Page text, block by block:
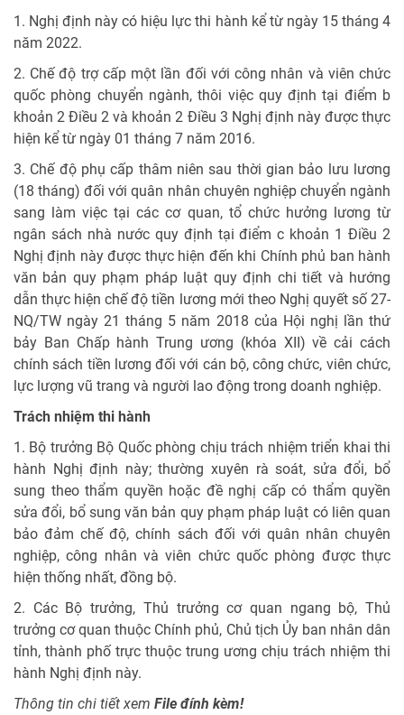
1. Nghị định này có hiệu lực thi hành kể từ ngày 15 tháng 4
năm 2022.
2. Chế độ trợ cấp một lần đối với công nhân và viên chức
quốc phòng chuyển ngành, thôi việc quy định tại điểm b
khoản 2 Điều 2 và khoản 2 Điều 3 Nghị định này được thực
hiện kể từ ngày 01 tháng 7 năm 2016.
3. Chế độ phụ cấp thâm niên sau thời gian bảo lưu lương
(18 tháng) đối với quân nhân chuyên nghiệp chuyển ngành
sang làm việc tại các cơ quan, tổ chức hưởng lương từ
ngân sách nhà nước quy định tại điểm c khoản 1 Điều 2
Nghị định này được thực hiện đến khi Chính phủ ban hành
văn bản quy phạm pháp luật quy định chi tiết và hướng
dẫn thực hiện chế độ tiền lương mới theo Nghị quyết số 27-
NQ/TW ngày 21 tháng 5 năm 2018 của Hội nghị lần thứ
bảy Ban Chấp hành Trung ương (khóa XII) về cải cách
chính sách tiền lương đối với cán bộ, công chức, viên chức,
lực lượng vũ trang và người lao động trong doanh nghiệp.
Trách nhiệm thi hành
1. Bộ trưởng Bộ Quốc phòng chịu trách nhiệm triển khai thi
hành Nghị định này; thường xuyên rà soát, sửa đổi, bổ
sung theo thẩm quyền hoặc đề nghị cấp có thẩm quyền
sửa đổi, bổ sung văn bản quy phạm pháp luật có liên quan
bảo đảm chế độ, chính sách đối với quân nhân chuyên
nghiệp, công nhân và viên chức quốc phòng được thực
hiện thống nhất, đồng bộ.
2. Các Bộ trưởng, Thủ trưởng cơ quan ngang bộ, Thủ
trưởng cơ quan thuộc Chính phủ, Chủ tịch Ủy ban nhân dân
tỉnh, thành phố trực thuộc trung ương chịu trách nhiệm thi
hành Nghị định này.
Thông tin chi tiết xem File đính kèm!